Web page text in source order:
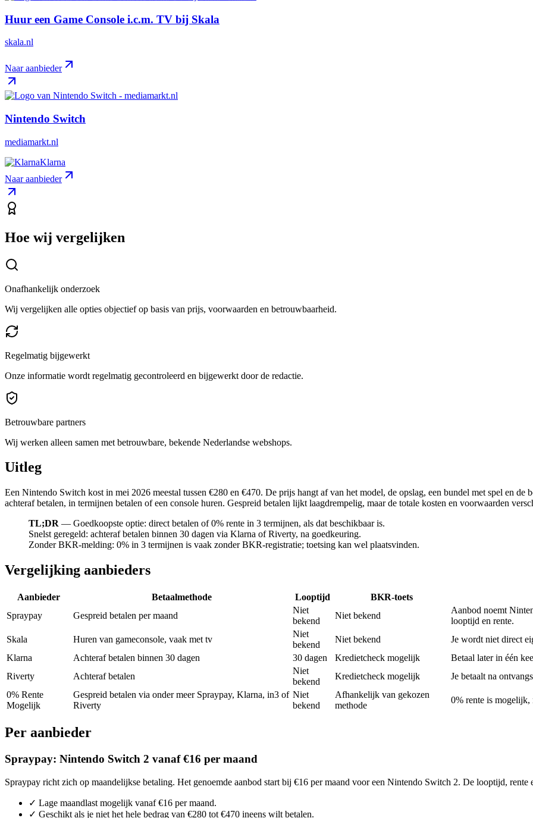
Huur een Game Console i.c.m. TV bij Skala
skala.nl
Naar aanbieder
Nintendo Switch
mediamarkt.nl
Klarna
Naar aanbieder
Hoe wij vergelijken
Onafhankelijk onderzoek
Wij vergelijken alle opties objectief op basis van prijs, voorwaarden en betrouwbaarheid.
Regelmatig bijgewerkt
Onze informatie wordt regelmatig gecontroleerd en bijgewerkt door de redactie.
Betrouwbare partners
Wij werken alleen samen met betrouwbare, bekende Nederlandse webshops.
Uitleg
Een Nintendo Switch kost in mei 2026 meestal tussen €280 en €470. De prijs hangt af van het model, de opslag, een bundel met spel en
achteraf betalen, in termijnen betalen of een console huren. Gespreid betalen lijkt laagdrempelig, maar de totale kosten en voorwaarden
TL;DR — Goedkoopste optie: direct betalen of 0% rente in 3 termijnen, als dat beschikbaar is.
Snelst geregeld: achteraf betalen binnen 30 dagen via Klarna of Riverty, na goedkeuring.
Zonder BKR-melding: 0% in 3 termijnen is vaak zonder BKR-registratie; toetsing kan wel plaatsvinden.
Vergelijking aanbieders
Aanbieder Betaalmethode Looptijd
BKR-toets
Spraypay
Gespreid betalen per maand
Niet
bekend
Niet bekend
Aanbod noemt
looptijd en rente.
Skala
Huren van gameconsole, vaak met tv
Niet
bekend
Niet bekend
Je wordt niet direct
Klarna
Achteraf betalen binnen 30 dagen 30 dagen Kredietcheck mogelijk
Betaal later in één
Riverty
Achteraf betalen
Niet
bekend
Kredietcheck mogelijk
Je betaalt na
0% Rente
Mogelijk
Gespreid betalen via onder meer Spraypay, Klarna, in3 of
Riverty
Niet
bekend
Afhankelijk van gekozen
methode
0% rente is mogelijk,
Per aanbieder
Spraypay: Nintendo Switch 2 vanaf €16 per maand
Spraypay richt zich op maandelijkse betaling. Het genoemde aanbod start bij €16 per maand voor een Nintendo Switch 2. De looptijd,
✓ Lage maandlast mogelijk vanaf €16 per maand.
✓ Geschikt als je niet het hele bedrag van €280 tot €470 ineens wilt betalen.